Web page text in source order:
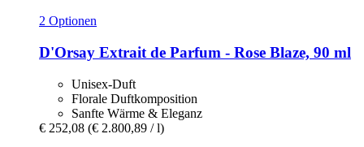
2 Optionen
D'Orsay Extrait de Parfum -​ Rose Blaze, 90 ml
Unisex-Duft
Florale Duftkomposition
Sanfte Wärme & Eleganz
€ 252,08 (€ 2.800,89 / l)